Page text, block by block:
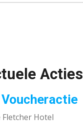
Acties
Fletcher Hotel